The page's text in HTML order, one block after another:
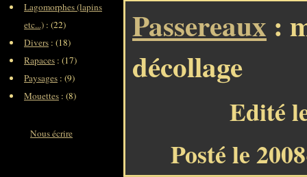
Passereaux :
décollage
Edité
Posté le
Lagomorphes (lapins
etc...) : (22)
Divers : (18)
Rapaces : (17)
Paysages : (9)
Mouettes : (8)
Nous écrire